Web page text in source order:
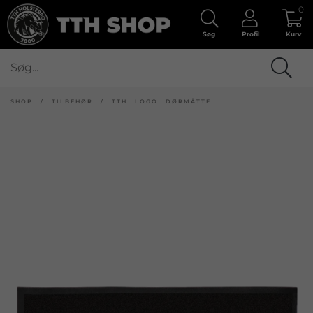
Søg Profil Kurv
0
SHOP / TILBEHØR / TTH LOGO DØRMÅTTE